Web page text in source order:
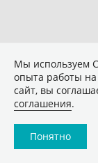
Мы используем
опыта работы
сайт, вы
соглашения.
Понятно